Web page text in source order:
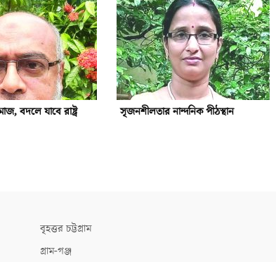
বদলে যাবে রাষ্ট্র সৃজনশীলতার নান্দনিক পীঠস্থান
বৃহত্তর চট্টগ্রাম
গ্রাম-গঞ্জ